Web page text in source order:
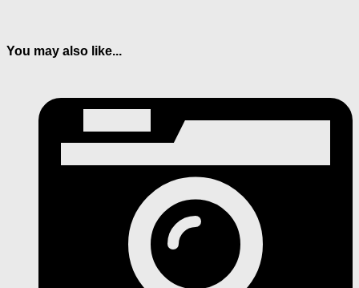
You may also like...